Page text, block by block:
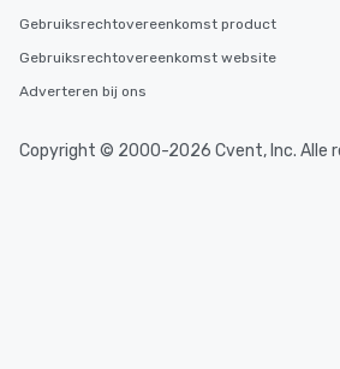
Gebruiksrechtovereenkomst product
Gebruiksrechtovereenkomst website
Adverteren bij ons
Copyright © 2000-2026 Cvent, Inc. Alle